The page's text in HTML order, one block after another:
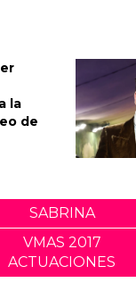
la
de
SABRINA
VMAS 2017
ACTUACIONES